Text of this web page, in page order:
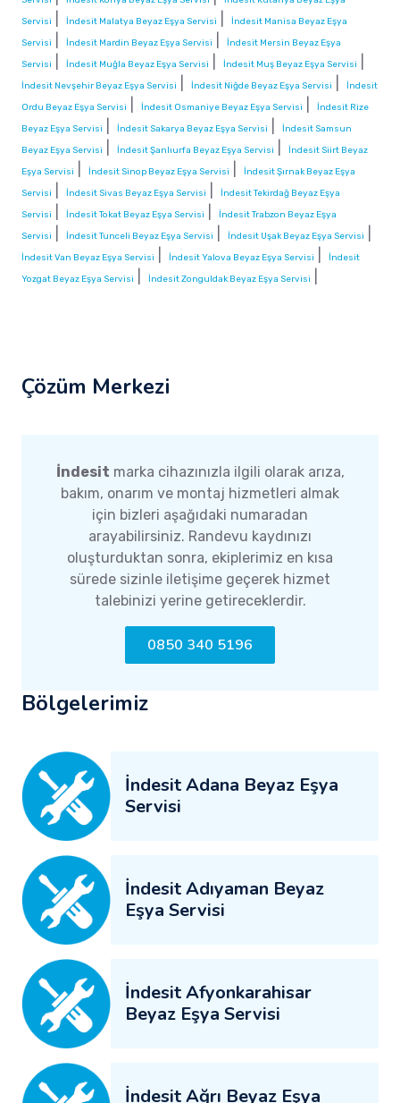
Servisi
İndesit Malatya Beyaz Eşya Servisi
İndesit Manisa Beyaz Eşya
Servisi
İndesit Mardin Beyaz Eşya Servisi
İndesit Mersin Beyaz Eşya
Servisi
İndesit Muğla Beyaz Eşya Servisi İndesit Muş Beyaz Eşya Servisi
İndesit Nevşehir Beyaz Eşya Servisi İndesit Niğde Beyaz Eşya Servisi
İndesit
Ordu Beyaz Eşya Servisi
İndesit Osmaniye Beyaz Eşya Servisi
İndesit Rize
Beyaz Eşya Servisi
İndesit Sakarya Beyaz Eşya Servisi
İndesit Samsun
Beyaz Eşya Servisi
İndesit Şanlıurfa Beyaz Eşya Servisi
İndesit Siirt Beyaz
Eşya Servisi
İndesit Sinop Beyaz Eşya Servisi
İndesit Şırnak Beyaz Eşya
Servisi
İndesit Sivas Beyaz Eşya Servisi
İndesit Tekirdağ Beyaz Eşya
Servisi
İndesit Tokat Beyaz Eşya Servisi
İndesit Trabzon Beyaz Eşya
Servisi
İndesit Tunceli Beyaz Eşya Servisi İndesit Uşak Beyaz Eşya Servisi
İndesit Van Beyaz Eşya Servisi İndesit Yalova Beyaz Eşya Servisi
İndesit
Yozgat Beyaz Eşya Servisi
İndesit Zonguldak Beyaz Eşya Servisi
Çözüm Merkezi
İndesit marka cihazınızla ilgili olarak arıza,
bakım, onarım ve montaj hizmetleri almak
için bizleri aşağıdaki numaradan
arayabilirsiniz. Randevu kaydınızı
oluşturduktan sonra, ekiplerimiz en kısa
sürede sizinle iletişime geçerek hizmet
talebinizi yerine getireceklerdir.
0850 340 5196
Bölgelerimiz
İndesit Adana Beyaz Eşya
Servisi
İndesit Adıyaman Beyaz
Eşya Servisi
İndesit Afyonkarahisar
Beyaz Eşya Servisi
İndesit Ağrı Beyaz Eşya